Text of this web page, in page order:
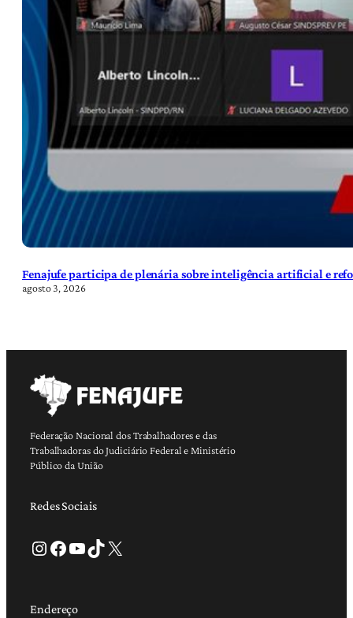
Fenajufe participa de plenária sobre inteligência artificial e
agosto 3, 2026
Federação Nacional dos Trabalhadores e das
Trabalhadoras do Judiciário Federal e Ministério
Público da União
Redes Sociais
Instagram Facebook Youtube TikTok X
Endereço